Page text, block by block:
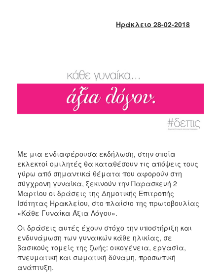
2011
2006
ΤΟΠΟΣ
ΠΟΛΙΤΙΣΜΟΣ
ΑΝΘΕΚΤΙΚΗ
ΠΟΛΗ
Ηράκλειο 28-02-2018
Με μια ενδιαφέρουσα εκδήλωση, στην οποία
εκλεκτοί ομιλητές θα καταθέσουν τις απόψεις τους
γύρω από σημαντικά θέματα που αφορούν στη
σύγχρονη γυναίκα, ξεκινούν την Παρασκευή 2
Μαρτίου οι δράσεις της Δημοτικής Επιτροπής
Ισότητας Ηρακλείου, στο πλαίσιο της πρωτοβουλίας
«Κάθε Γυναίκα Άξια Λόγου».
Οι δράσεις αυτές έχουν στόχο την υποστήριξη και
ενδυνάμωση των γυναικών κάθε ηλικίας, σε
βασικούς τομείς της ζωής: οικογένεια, εργασία,
πνευματική και σωματική δύναμη, προσωπική
ανάπτυξη.